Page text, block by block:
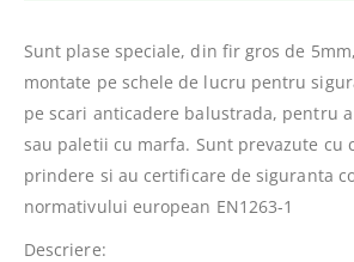
Sunt plase speciale, din fir gros de
montate pe schele de lucru pentru
pe scari anticadere balustrada, pentru
sau paletii cu marfa. Sunt prevazute cu
prindere si au certificare de siguranta
normativului european EN1263-1
Descriere: